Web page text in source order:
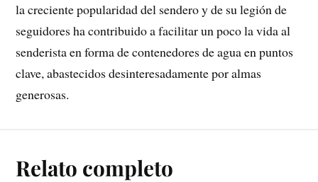
la creciente popularidad del sendero y de su legión de
seguidores ha contribuido a facilitar un poco la vida al
senderista en forma de contenedores de agua en puntos
clave, abastecidos desinteresadamente por almas
generosas.
Relato completo